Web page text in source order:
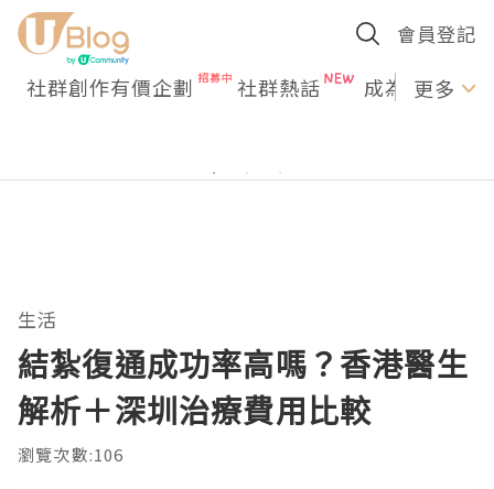
會員登記
社群創作有價企劃 社群熱話 成為U更多
生活
結紮復通成功率高嗎？香港醫生
解析＋深圳治療費用比較
瀏覽次數:106